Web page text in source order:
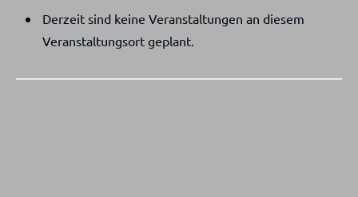
Derzeit sind keine Veranstaltungen an diesem
Veranstaltungsort geplant.